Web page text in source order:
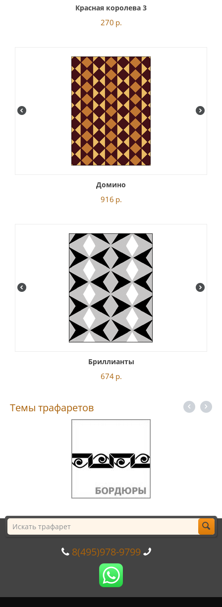
Красная королева 3
270 р.
Домино
916 р.
Бриллианты
674 р.
Темы трафаретов
8(495)978-9799